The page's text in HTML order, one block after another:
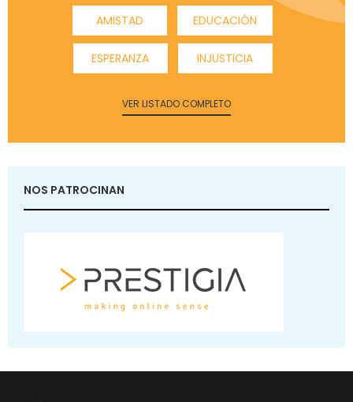
AMISTAD EDUCACIÓN
ESPERANZA INJUSTICIA
VER LISTADO COMPLETO
NOS PATROCINAN